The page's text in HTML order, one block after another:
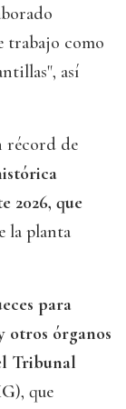
trabajo como
así
récord de
2026, que
la planta
para
otros órganos
Tribunal
), que